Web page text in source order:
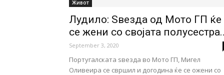
Живот
Лудило: Ѕвезда од Мото ГП ќе
се жени со својата
September 3, 2020
Португалската ѕвезда во Мото ГП, Мигел
Оливеира се свршил и догодина ќе се ожени со